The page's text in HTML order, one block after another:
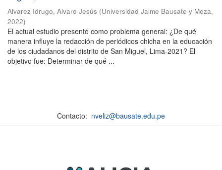
Alvarez Idrugo, Alvaro Jesús (Universidad Jaime Bausate y Meza,
2022)
El actual estudio presentó como problema general: ¿De qué
manera influye la redacción de periódicos chicha en la educación
de los ciudadanos del distrito de San Miguel, Lima-2021? El
objetivo fue: Determinar de qué ...
Contacto: nveliz@bausate.edu.pe